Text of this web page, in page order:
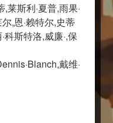
莱斯利·夏普,雨果·
,恩·赖特尔,史蒂
科斯特洛,威廉·,保
戴维·